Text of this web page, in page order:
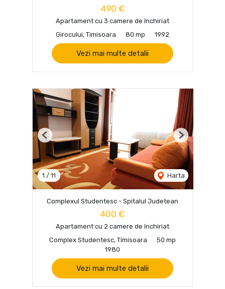
490 €
Apartament cu 3 camere de închiriat
Girocului, Timisoara
80 mp 1992
Vezi mai multe detalii
1 / 11 Harta
Previous Next
Complexul Studentesc - Spitalul Judetean
400 €
Apartament cu 2 camere de închiriat
Complex Studentesc, Timisoara
50 mp
1980
Vezi mai multe detalii